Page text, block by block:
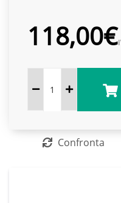
118,00€
Confronta